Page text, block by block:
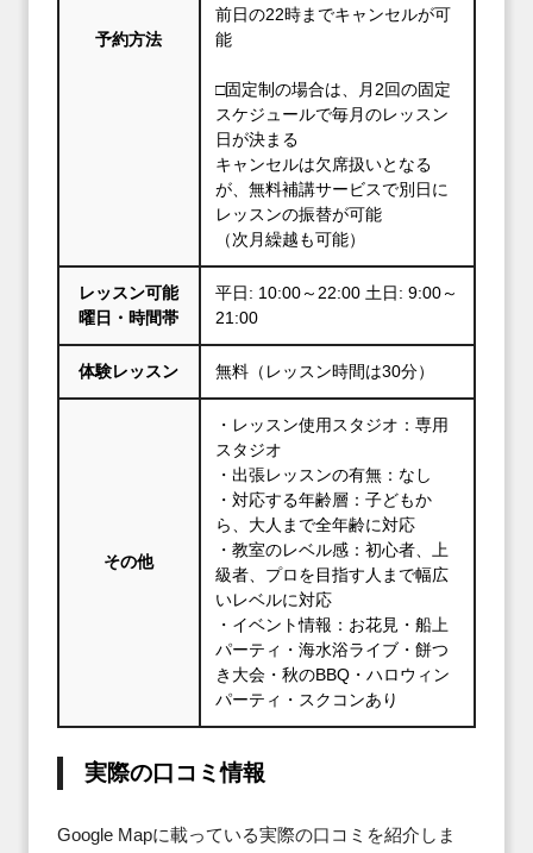
予約方法
前日の22時までキャンセルが可
能
□固定制の場合は、月2回の固定
スケジュールで毎月のレッスン
日が決まる
キャンセルは欠席扱いとなる
が、無料補講サービスで別日に
レッスンの振替が可能
（次月繰越も可能）
レッスン可能
曜日・時間帯
平日: 10:00～22:00 土日: 9:00～
21:00
体験レッスン 無料（レッスン時間は30分）
その他
・レッスン使用スタジオ：専用
スタジオ
・出張レッスンの有無：なし
・対応する年齢層：子どもか
ら、大人まで全年齢に対応
・教室のレベル感：初心者、上
級者、プロを目指す人まで幅広
いレベルに対応
・イベント情報：お花見・船上
パーティ・海水浴ライブ・餅つ
き大会・秋のBBQ・ハロウィン
パーティ・スクコンあり
実際の口コミ情報
Google Mapに載っている実際の口コミを紹介しま